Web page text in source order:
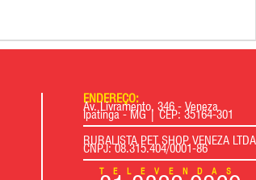
ENDEREÇO:
Av. Livramento, 346 - Veneza
Ipatinga - MG | CEP: 35164-301
RURALISTA PET SHOP VENEZA LTDA
CNPJ: 08.315.404/0001-86
TELEVENDAS